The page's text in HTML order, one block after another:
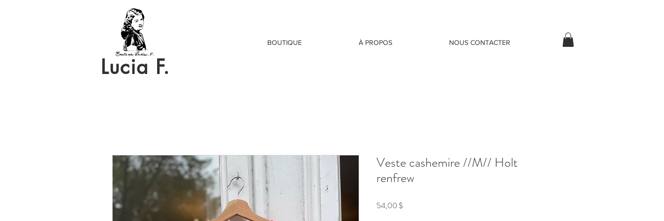
Lucia F.
BOUTIQUE À PROPOS NOUS CONTACTER
Veste cashemire //M// Holt
renfrew
54,00 $